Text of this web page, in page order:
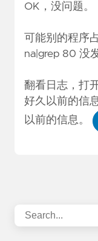
OK，没问题。
可能别的程序
na|grep 80 没
翻看日志，打
好久以前的信
以前的信息。